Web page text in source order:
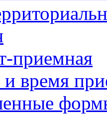
приемная
время